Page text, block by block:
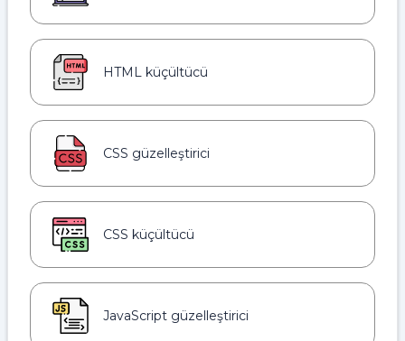
HTML küçültücü
CSS güzelleştirici
CSS küçültücü
JavaScript güzelleştirici